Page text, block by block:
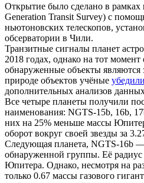
Открытие было сделано в рамках
Generation Transit Survey) с
ньютоновских телескопов,
обсерватории в Чили.
Транзитные сигналы планет
2018 годах, однако на тот
обнаруженные объекты являются
природе объектов учёные
дополнительных анализов
Все четыре планеты получили
наименования: NGTS-15b, 16b,
них на 25% меньше массы
оборот вокруг своей звезды за
Следующая планета, NGTS-16b
обнаруженной группы. Её радиус
Юпитера. Однако, несмотря на
только 0.67 массы газового